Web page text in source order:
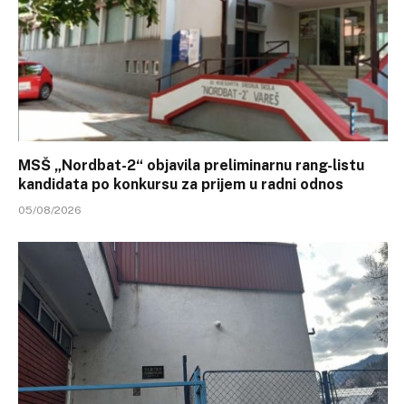
MSŠ „Nordbat-2“ objavila preliminarnu rang-listu
kandidata po konkursu za prijem u radni odnos
05/08/2026